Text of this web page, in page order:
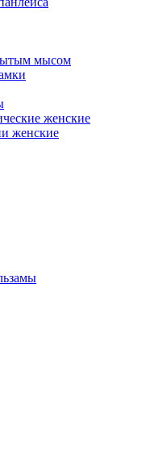
мысом
женские
женские